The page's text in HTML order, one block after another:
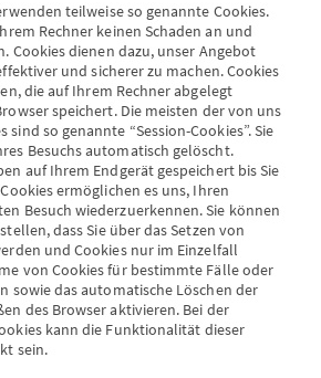
teilweise so genannte Cookies.
Rechner keinen Schaden an und
Cookies dienen dazu, unser Angebot
und sicherer zu machen. Cookies
die auf Ihrem Rechner abgelegt
speichert. Die meisten der von uns
sind so genannte “Session-Cookies”. Sie
Besuchs automatisch gelöscht.
auf Ihrem Endgerät gespeichert bis Sie
ermöglichen es uns, Ihren
Besuch wiederzuerkennen. Sie können
dass Sie über das Setzen von
und Cookies nur im Einzelfall
von Cookies für bestimmte Fälle oder
sowie das automatische Löschen der
des Browser aktivieren. Bei der
kann die Funktionalität dieser
sein.